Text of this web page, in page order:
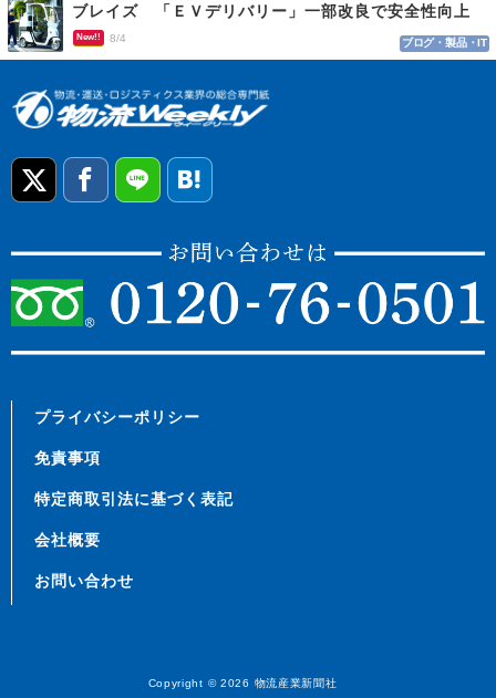
ブレイズ 「ＥＶデリバリー」一部改良で安全性向上
New!! 8/4 ブログ・製品・IT
プライバシーポリシー
免責事項
特定商取引法に基づく表記
会社概要
お問い合わせ
Copyright © 2026 物流産業新聞社